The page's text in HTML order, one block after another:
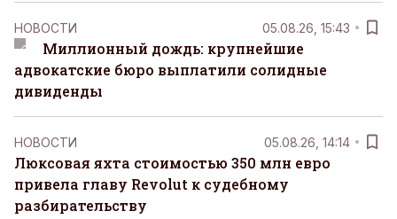
НОВОСТИ 05.08.26, 15:43
Миллионный дождь: крупнейшие
адвокатские бюро выплатили солидные
дивиденды
НОВОСТИ 05.08.26, 14:14
Люксовая яхта стоимостью 350 млн евро
привела главу Revolut к судебному
разбирательству